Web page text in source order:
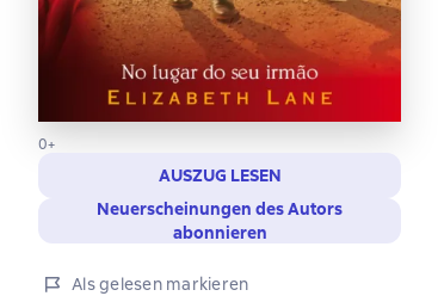
0+
AUSZUG LESEN
Neuerscheinungen des Autors
abonnieren
Als gelesen markieren